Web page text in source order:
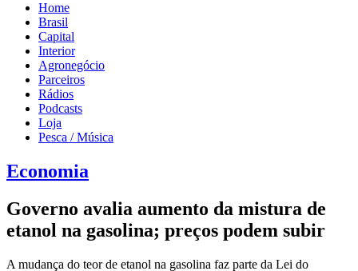
Home
Brasil
Capital
Interior
Agronegócio
Parceiros
Rádios
Podcasts
Loja
Pesca / Música
Economia
Governo avalia aumento da mistura de
etanol na gasolina; preços podem subir
A mudança do teor de etanol na gasolina faz parte da Lei do